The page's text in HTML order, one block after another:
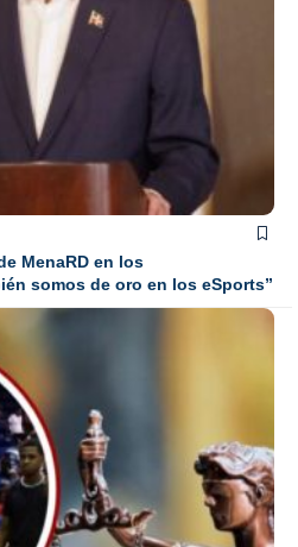
MenaRD en los
somos de oro en los eSports”